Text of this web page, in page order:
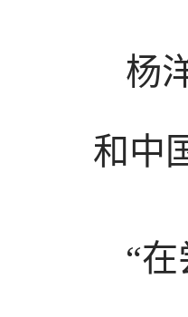
杨
和中
“